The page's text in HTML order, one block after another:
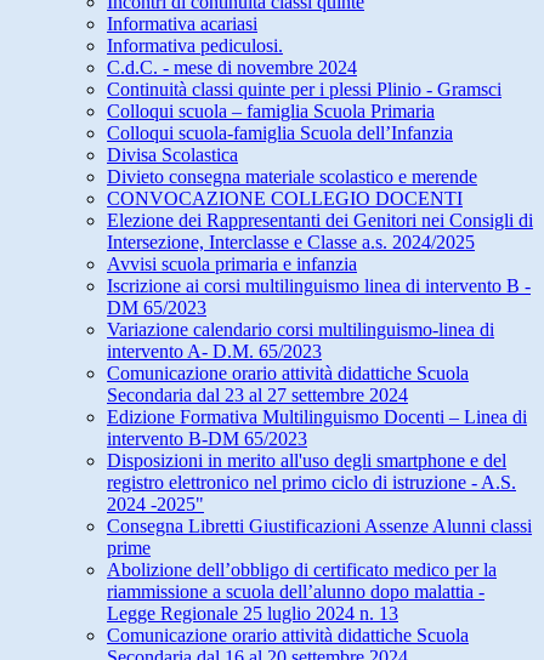
Informativa acariasi
Informativa pediculosi.
C.d.C. - mese di novembre 2024
Continuità classi quinte per i plessi Plinio - Gramsci
Colloqui scuola – famiglia Scuola Primaria
Colloqui scuola-famiglia Scuola dell’Infanzia
Divisa Scolastica
Divieto consegna materiale scolastico e merende
CONVOCAZIONE COLLEGIO DOCENTI
Elezione dei Rappresentanti dei Genitori nei Consigli di
Intersezione, Interclasse e Classe a.s. 2024/2025
Avvisi scuola primaria e infanzia
Iscrizione ai corsi multilinguismo linea di intervento B -
DM 65/2023
Variazione calendario corsi multilinguismo-linea di
intervento A- D.M. 65/2023
Comunicazione orario attività didattiche Scuola
Secondaria dal 23 al 27 settembre 2024
Edizione Formativa Multilinguismo Docenti – Linea di
intervento B-DM 65/2023
Disposizioni in merito all'uso degli smartphone e del
registro elettronico nel primo ciclo di istruzione - A.S.
2024 -2025"
Consegna Libretti Giustificazioni Assenze Alunni classi
prime
Abolizione dell’obbligo di certificato medico per la
riammissione a scuola dell’alunno dopo malattia -
Legge Regionale 25 luglio 2024 n. 13
Comunicazione orario attività didattiche Scuola